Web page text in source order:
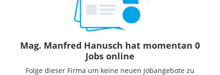
Mag. Manfred Hanusch hat momentan 0
Jobs online
Folge dieser Firma um keine neuen Jobangebote zu